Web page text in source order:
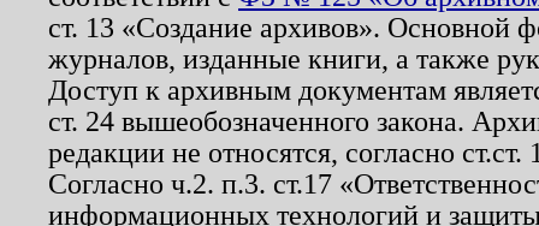
ст. 13 «Создание архивов». Основной
журналов, изданные книги, а также
Доступ к архивным документам
ст. 24 вышеобозначенного закона.
редакции не относятся, согласно
Согласно ч.2. п.3. ст.17
информационных технологий и